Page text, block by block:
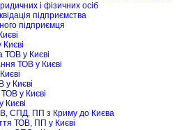
і фізичних осіб
підприємства
підприємця
ТОВ у Києві
ТОВ у Києві
у Києві
у Києві
Києві
СПД, ПП з Криму до Києва
ТОВ, ПП у Києві